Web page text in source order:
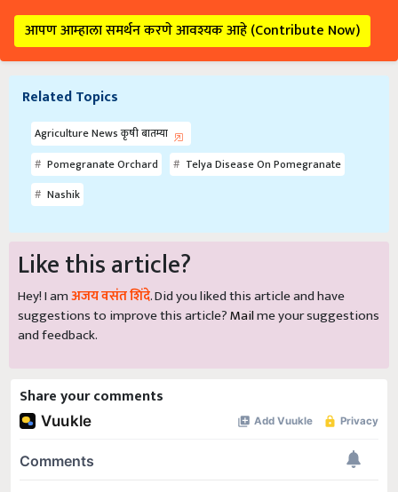
आपण आम्हाला समर्थन करणे आवश्यक आहे (Contribute Now)
Related Topics
Agriculture News कृषी बातम्या
Pomegranate Orchard
Telya Disease On Pomegranate
Nashik
Like this article?
Hey! I amअजय वसंत शिंदे. Did you liked this article and have
suggestions to improve this article?Mailme your suggestions
and feedback.
Share your comments